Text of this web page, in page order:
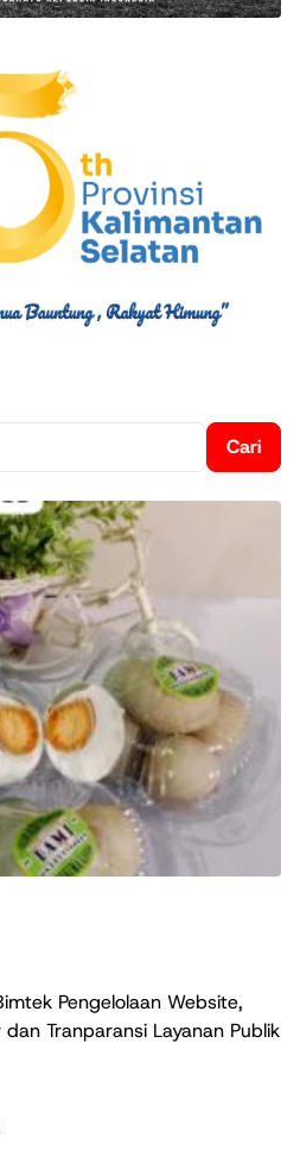
Pengelolaan Website,
Tranparansi Layanan Publik